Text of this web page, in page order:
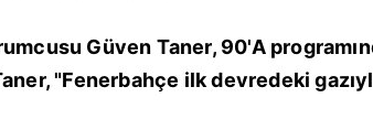
Güven Taner, 90'A
"Fenerbahçe ilk devredeki